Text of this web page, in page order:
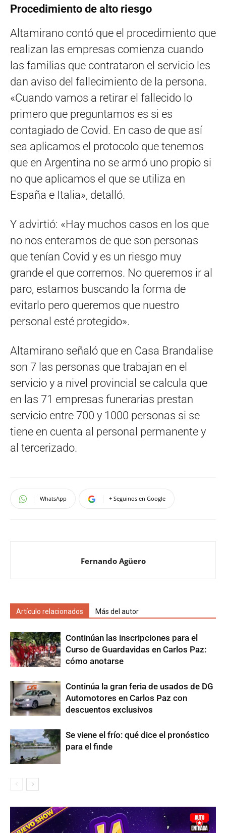
Procedimiento de alto riesgo
Altamirano contó que el procedimiento que
realizan las empresas comienza cuando
las familias que contrataron el servicio les
dan aviso del fallecimiento de la persona.
«Cuando vamos a retirar el fallecido lo
primero que preguntamos es si es
contagiado de Covid. En caso de que así
sea aplicamos el protocolo que tenemos
que en Argentina no se armó uno propio si
no que aplicamos el que se utiliza en
España e Italia», detalló.
Y advirtió: «Hay muchos casos en los que
no nos enteramos de que son personas
que tenían Covid y es un riesgo muy
grande el que corremos. No queremos ir al
paro, estamos buscando la forma de
evitarlo pero queremos que nuestro
personal esté protegido».
Altamirano señaló que en Casa Brandalise
son 7 las personas que trabajan en el
servicio y a nivel provincial se calcula que
en las 71 empresas funerarias prestan
servicio entre 700 y 1000 personas si se
tiene en cuenta al personal permanente y
al tercerizado.
WhatsApp + Seguinos en Google
Fernando Agüero
Artículo relacionados Más del autor
Continúan las inscripciones para el
Curso de Guardavidas en Carlos Paz:
cómo anotarse
Continúa la gran feria de usados de DG
Automotores en Carlos Paz con
descuentos exclusivos
Se viene el frío: qué dice el pronóstico
para el finde